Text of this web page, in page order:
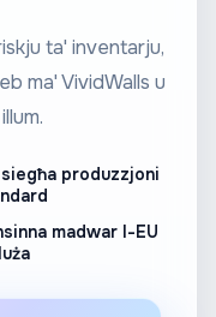
ta' inventarju,
ma' VividWalls u
produzzjoni
madwar l-EU